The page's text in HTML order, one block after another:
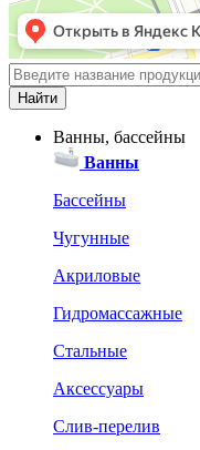
Ванны, бассейны
Ванны
Бассейны
Чугунные
Акриловые
Гидромассажные
Стальные
Аксессуары
Слив-перелив